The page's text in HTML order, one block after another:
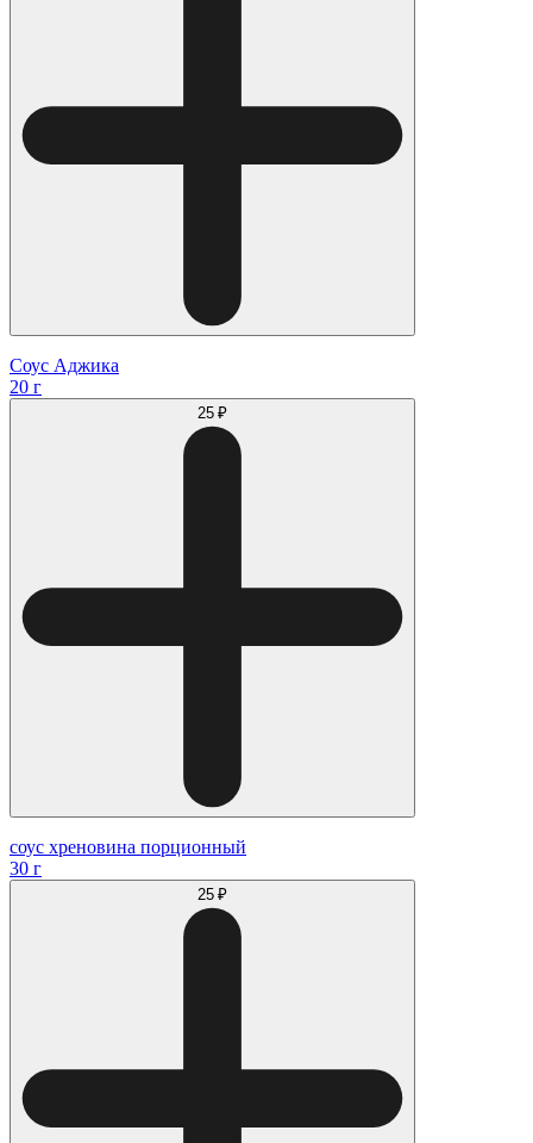
Соус Аджика
20 г
25 ₽
соус хреновина порционный
30 г
25 ₽